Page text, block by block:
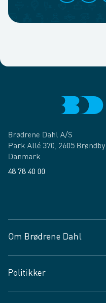
Brødrene Dahl A/S
Park Allé 370, 2605 Brøndby
Danmark
48 78 40 00
Om Brødrene Dahl
Vagttelefon 30 10 89 89
Spørgsmål og svar
Politikker